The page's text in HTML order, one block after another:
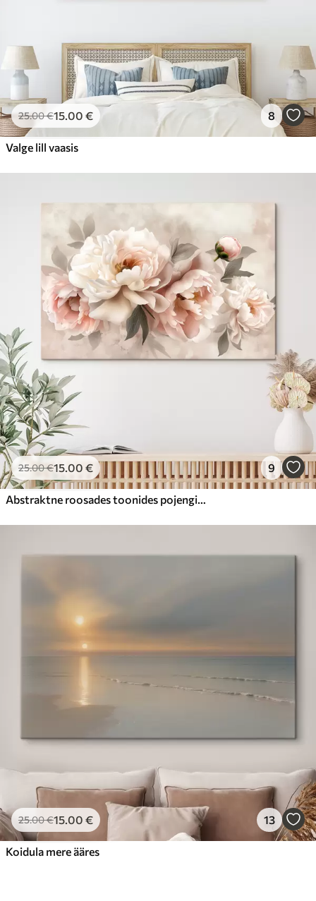
25.00€15.00 € 8
Valge lill vaasis
25.00€15.00 € 9
Abstraktne roosades toonides pojengide kimp
25.00€15.00 € 13
Koidula mere ääres